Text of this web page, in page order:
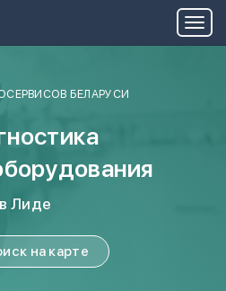
БЕЛАРУСИ
в Лиде
на карте